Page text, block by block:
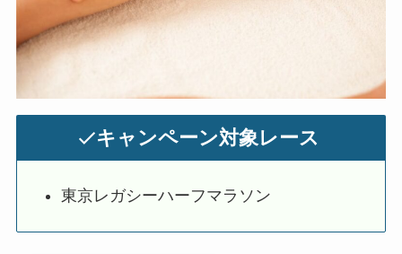
キャンペーン対象レース
東京レガシーハーフマラソン